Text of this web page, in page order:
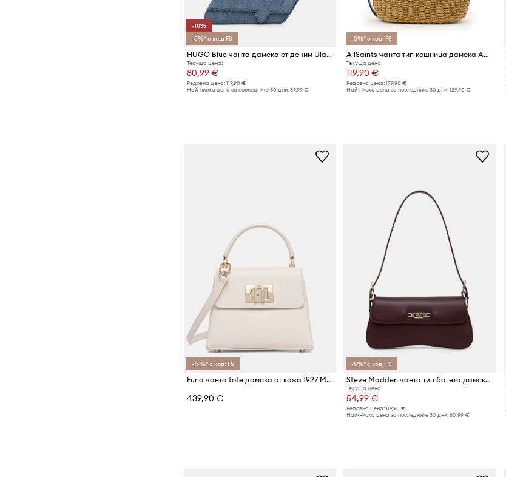
-10%
-5%* с код: FS
HUGO Blue чанта дамска от деним Ulani D_Shoulder Bag
Текуща цена:
80,99 €
Редовна цена: 119,90 €
Най-ниска цена за последните 30 дни: 89,99 €
-5%* с код: FS
AllSaints чанта тип кошница дамска ALBA
Текуща цена:
119,90 €
Редовна цена: 179,90 €
Най-ниска цена за последните 30 дни: 129,90 €
-15%* с код: FS
Furla чанта tote дамска от кожа 1927 Mini Top Handle
439,90 €
-5%* с код: FS
Steve Madden чанта тип багета дамска от имитация на кожа Balicent
Текуща цена:
54,99 €
Редовна цена: 119,90 €
Най-ниска цена за последните 30 дни: 60,99 €